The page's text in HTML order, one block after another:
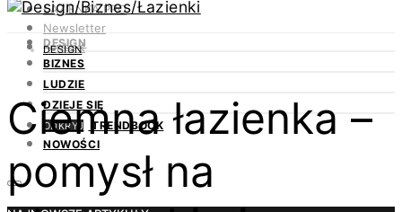
ŁAZIENKA.PRO
Newsletter
Kontakt
DESIGN
BIZNES
LUDZIE
DZIEJE SIĘ
ODKRYJ
TRENDBOOK
NOWOŚCI
DESIGN
Ciemna łazienka –
pomysł na